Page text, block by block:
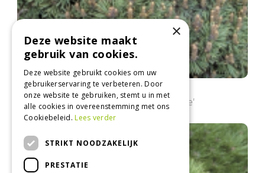
Den
Pinus uncinata 'Gr?ne Welle'
×
Deze website maakt
gebruik van cookies.
Deze website gebruikt cookies om uw
gebruikerservaring te verbeteren. Door
onze website te gebruiken, stemt u in met
alle cookies in overeenstemming met ons
Cookiebeleid.Lees verder
STRIKT NOODZAKELIJK
PRESTATIE